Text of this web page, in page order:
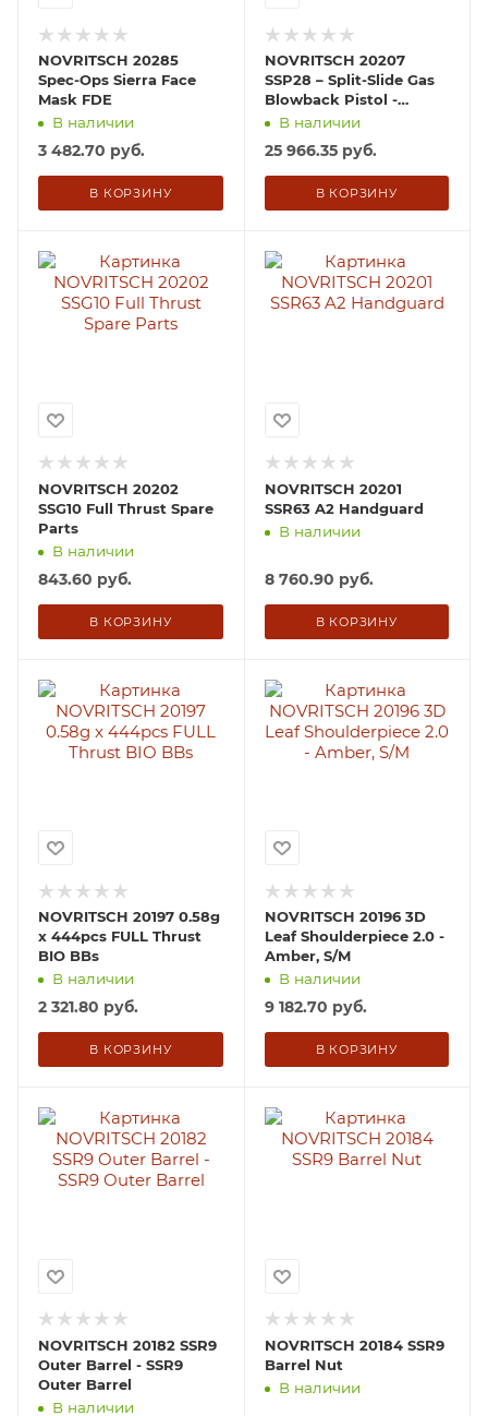
NOVRITSCH 20285
Spec-Ops Sierra Face
Mask FDE
В наличии
3 482.70 руб.
В КОРЗИНУ
NOVRITSCH 20207
SSP28 – Split-Slide Gas
Blowback Pistol -
German Version (Semi
В наличии
25 966.35руб.
В КОРЗИНУ
NOVRITSCH 20202
SSG10 Full Thrust Spare
Parts
В наличии
843.60 руб.
В КОРЗИНУ
NOVRITSCH 20201
SSR63 A2 Handguard
В наличии
8 760.90 руб.
В КОРЗИНУ
NOVRITSCH 20197 0.58g
x 444pcs FULL Thrust
BIO BBs
В наличии
2 321.80 руб.
В КОРЗИНУ
NOVRITSCH 20196 3D
Leaf Shoulderpiece 2.0 -
Amber, S/M
В наличии
9 182.70 руб.
В КОРЗИНУ
NOVRITSCH 20182 SSR9
Outer Barrel - SSR9
Outer Barrel
В наличии
NOVRITSCH 20184 SSR9
Barrel Nut
В наличии